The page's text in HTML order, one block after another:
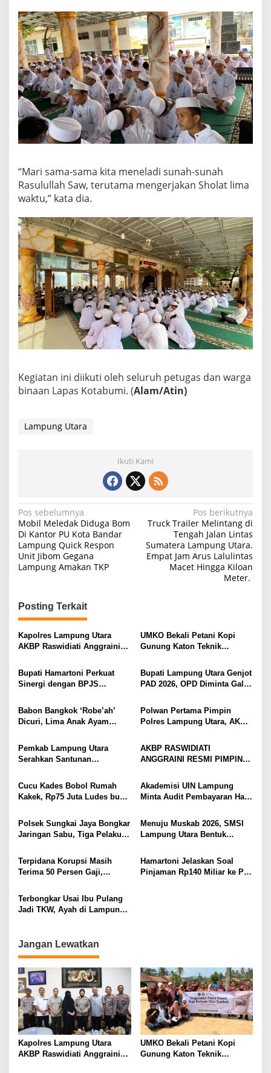
“Mari sama-sama kita meneladi sunah-sunah
Rasulullah Saw, terutama mengerjakan Sholat lima
waktu,” kata dia.
Kegiatan ini diikuti oleh seluruh petugas dan warga
binaan Lapas Kotabumi. (Alam/Atin)
Lampung Utara
Ikuti Kami
N
a
v
i
a
s
i
p
o
s
Pos sebelumnya
Mobil Meledak Diduga Bom
Di Kantor PU Kota Bandar
Lampung Quick Respon
Unit Jibom Gegana
Lampung Amakan TKP
Pos berikutnya
Truck Trailer Melintang di
Tengah Jalan Lintas
Sumatera Lampung Utara.
Empat Jam Arus Lalulintas
Macet Hingga Kiloan
Meter.
Posting Terkait
Kapolres Lampung Utara
AKBP Raswidiati Anggraini
Tokoh Masyarakat dan Adat
Perkuat Kamtibmas
UMKO Bekali Petani Kopi
Gunung Katon Teknik
Jual Hasil Panen Meningkat
Bupati Hamartoni Perkuat
Sinergi dengan BPJS
Kesehatan Makin Cepat dan
Mudah
Bupati Lampung Utara Genjot
PAD 2026, OPD Diminta Gali
hingga Optimalkan PBB-P2
Babon Bangkok ‘Robe’ah’
Dicuri, Lima Anak Ayam
Gang Jalaba Kotabumi Heboh
Polwan Pertama Pimpin
Polres Lampung Utara, AKBP
Pedang Pora
Pemkab Lampung Utara
Serahkan Santunan
Korban Kebakaran
AKBP RASWIDIATI
ANGGRAINI RESMI PIMPIN
BAWA KOMITMEN PERKUAT
KAMTIBMAS DAN
PELAYANAN PRESISI
Cucu Kades Bobol Rumah
Kakek, Rp75 Juta Ludes buat
Ditembak Polisi
Akademisi UIN Lampung
Minta Audit Pembayaran Hak
Kepastian Hukum Tak Boleh
Berlarut
Polsek Sungkai Jaya Bongkar
Jaringan Sabu, Tiga Pelaku
Menuju Muskab 2026, SMSI
Lampung Utara Bentuk
Kepengurusan
Terpidana Korupsi Masih
Terima 50 Persen Gaji,
Tunggu Keputusan BKN
Hamartoni Jelaskan Soal
Pinjaman Rp140 Miliar ke PT
Terbongkar Usai Ibu Pulang
Jadi TKW, Ayah di Lampung
Tahun, Nyaris Diamuk Massa
Jangan Lewatkan
Kapolres Lampung Utara
AKBP Raswidiati Anggraini
UMKO Bekali Petani Kopi
Gunung Katon Teknik